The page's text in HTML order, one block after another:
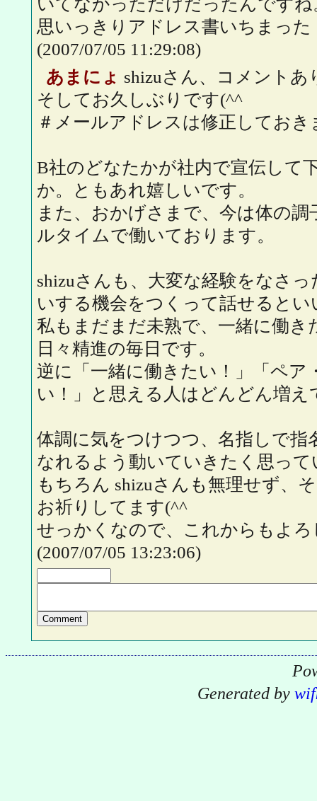
いてなかっただけだったんですね
思いっきりアドレス書いちまっ
(2007/07/05 11:29:08)
あまにょ shizuさん、コメント
そしてお久しぶりです(^^
＃メールアドレスは修正しておき
B社のどなたかが社内で宣伝して
か。ともあれ嬉しいです。
また、おかげさまで、今は体の
ルタイムで働いております。
shizuさんも、大変な経験をなさ
いする機会をつくって話せるとい
私もまだまだ未熟で、一緒に働き
日々精進の毎日です。
逆に「一緒に働きたい！」「ペア
い！」と思える人はどんどん増え
体調に気をつけつつ、名指しで指
なれるよう動いていきたく思って
もちろん shizuさんも無理せず、
お祈りしてます(^^
せっかくなので、これからもよ
(2007/07/05 13:23:06)
Generated by